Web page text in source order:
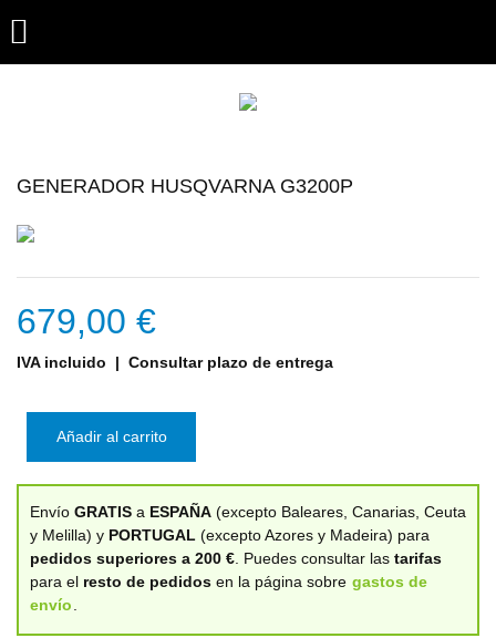

GENERADOR HUSQVARNA G3200P
679,00 €
IVA incluido | Consultar plazo de entrega
Añadir al carrito
Envío GRATIS a ESPAÑA (excepto Baleares, Canarias, Ceuta
y Melilla) y PORTUGAL (excepto Azores y Madeira) para
pedidos superiores a 200 € . Puedes consultar las tarifas
para el resto de pedidos en la página sobre gastos de
envío